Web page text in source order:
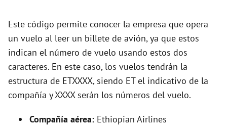
e
o
Este código permite conocer la empresa que opera
un vuelo al leer un billete de avión, ya que estos
indican el número de vuelo usando estos dos
caracteres. En este caso, los vuelos tendrán la
estructura de ETXXXX, siendo ET el indicativo de la
compañía y XXXX serán los números del vuelo.
Compañía aérea: Ethiopian Airlines